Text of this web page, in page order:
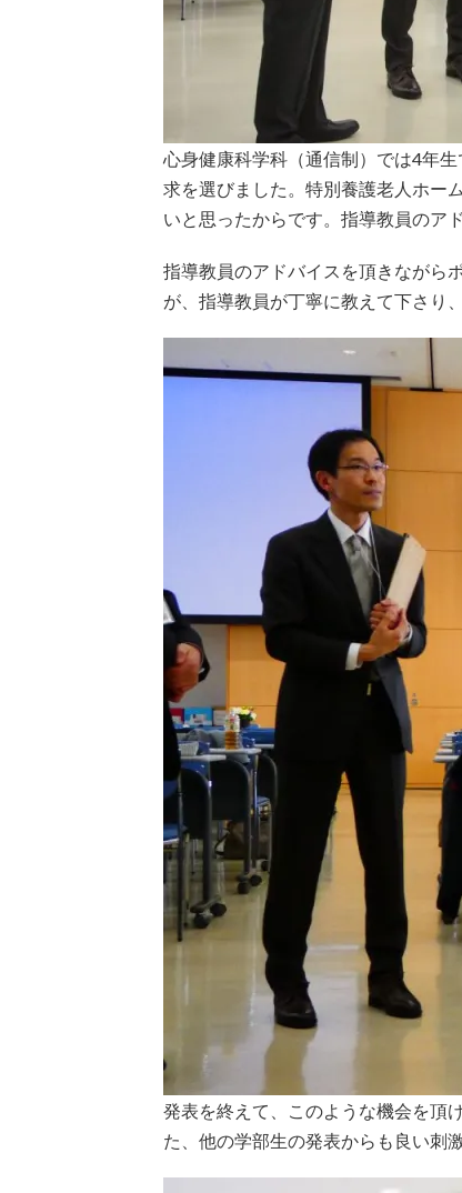
心身健康科学科（通信制）では4年
求を選びました。特別養護老人ホー
いと思ったからです。指導教員のア
指導教員のアドバイスを頂きながら
が、指導教員が丁寧に教えて下さり
発表を終えて、このような機会を頂
た、他の学部生の発表からも良い刺